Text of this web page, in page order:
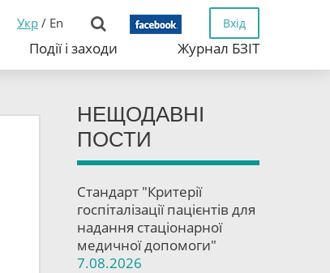
Укр / En Вхід
Події і заходи Журнал БЗІТ
НЕЩОДАВНІ
ПОСТИ
Стандарт "Критерії
госпіталізації пацієнтів для
надання стаціонарної
медичної допомоги"
7.08.2026